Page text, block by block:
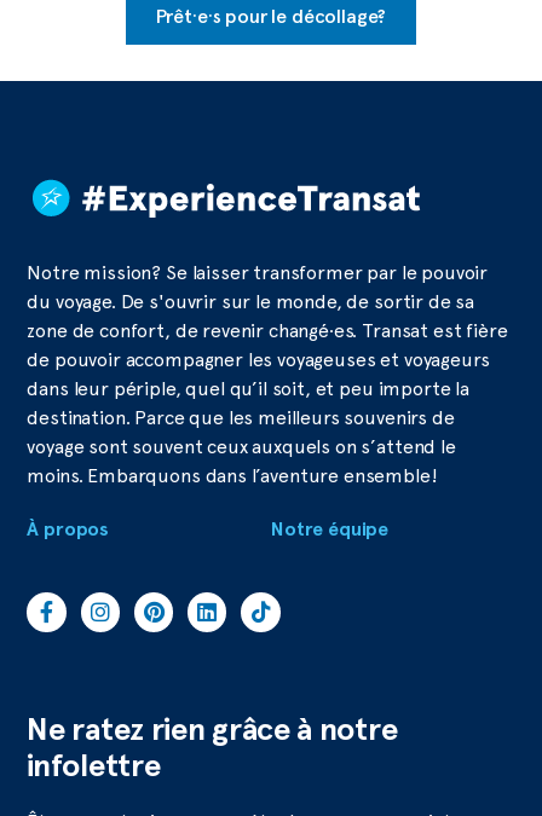
Prêt·e·s pour le décollage?
Notre mission? Se laisser transformer par le pouvoir
du voyage. De s'ouvrir sur le monde, de sortir de sa
zone de confort, de revenir changé·es. Transat est fière
de pouvoir accompagner les voyageuses et voyageurs
dans leur périple, quel qu’il soit, et peu importe la
destination. Parce que les meilleurs souvenirs de
voyage sont souvent ceux auxquels on s’attend le
moins. Embarquons dans l’aventure ensemble!
À propos Notre équipe
Ne ratez rien grâce à notre
infolettre